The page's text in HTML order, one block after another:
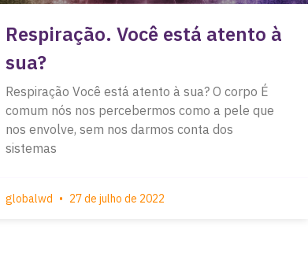
Respiração. Você está atento à
sua?
Respiração Você está atento à sua? O corpo É
comum nós nos percebermos como a pele que
nos envolve, sem nos darmos conta dos
sistemas
globalwd 27 de julho de 2022